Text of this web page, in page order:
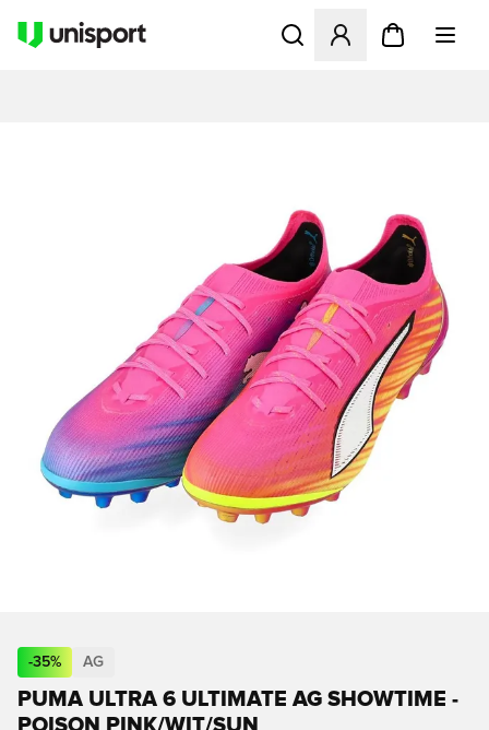
Opent een venster om in
-35% AG
PUMA ULTRA 6 ULTIMATE AG SHOWTIME -
POISON PINK/WIT/SUN